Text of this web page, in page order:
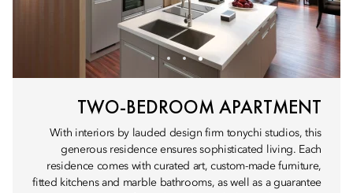
TWO-BEDROOM APARTMENT
With interiors by lauded design firm tonychi studios, this
generous residence ensures sophisticated living. Each
residence comes with curated art, custom-made furniture,
fitted kitchens and marble bathrooms, as well as a guarantee